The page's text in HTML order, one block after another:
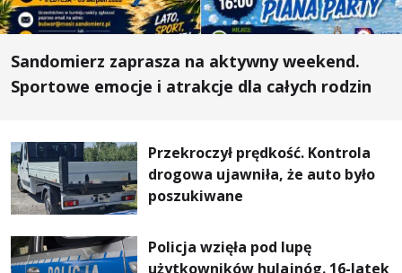
Sandomierz zaprasza na aktywny weekend.
Sportowe emocje i atrakcje dla całych rodzin
Przekroczył prędkość. Kontrola
drogowa ujawniła, że auto było
poszukiwane
Policja wzięła pod lupę
użytkowników hulajnóg. 16-latek